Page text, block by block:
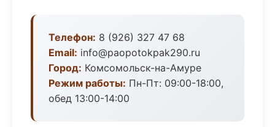
Телефон: 8 (926) 327 47 68
Email: info@paopotokpak290.ru
Город: Комсомольск-на-Амуре
Режим работы: Пн-Пт: 09:00-18:00,
обед 13:00-14:00